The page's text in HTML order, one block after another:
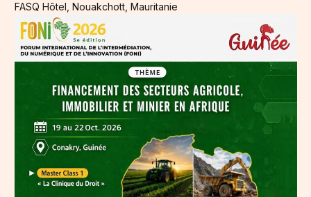
FASQ Hôtel, Nouakchott, Mauritanie